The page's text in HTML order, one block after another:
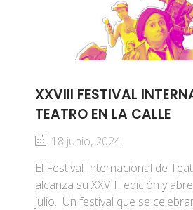
XXVIII FESTIVAL
TEATRO EN LA CALLE
18 junio, 2024
El Festival Internacional de
alcanza su XXVIII edición y
julio. Un festival que se